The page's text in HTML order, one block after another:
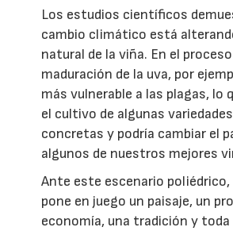
Los estudios científicos
cambio climático está
natural de la viña. En el
maduración de la uva, por
más vulnerable a las plagas, lo
el cultivo de algunas
concretas y podría cambiar el
algunos de nuestros mejores
Ante este escenario poliédrico,
pone en juego un paisaje, un
economía, una tradición y toda